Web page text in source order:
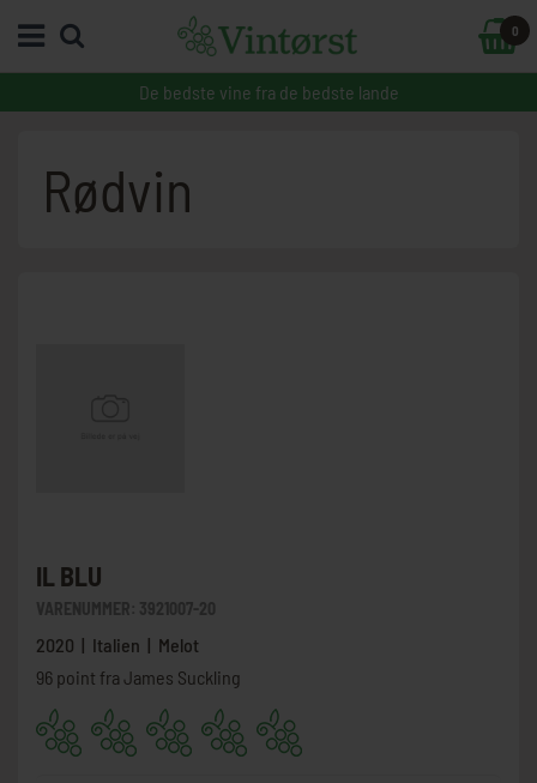
De bedste vine fra de bedste lande
0
Rødvin
IL BLU
VARENUMMER: 3921007-20
2020 | Italien | Melot
96 point fra James Suckling